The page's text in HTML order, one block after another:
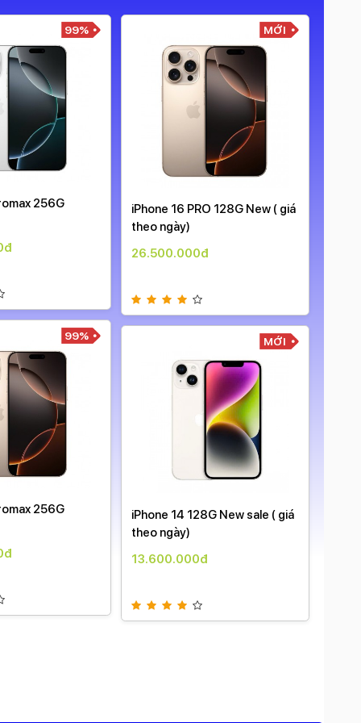
MỚI
128G New ( giá
MỚI
New sale ( giá
MỚI
iPhone 17 Pro 256G Máy Việt
Nam new sale ( giá theo ngày )
33.600.000đ
MỚI
iPhone 17 Pro 256G Máy Việt
Nam new sale ( giá theo ngày )
34.900.000đ